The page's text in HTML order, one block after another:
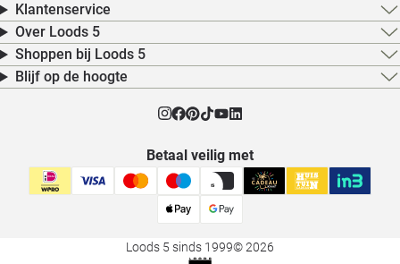
Klantenservice
Over Loods 5
Shoppen bij Loods 5
Blijf op de hoogte
Betaal veilig met
Loods 5 sinds 1999© 2026